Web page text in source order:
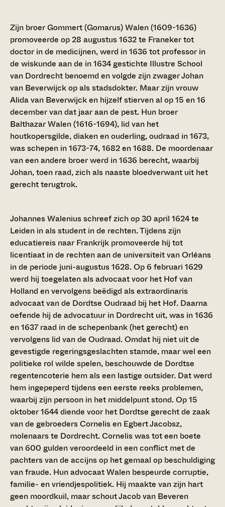
Zijn broer Gommert (Gomarus) Walen (1609-1636)
promoveerde op 28 augustus 1632 te Franeker tot
doctor in de medicijnen, werd in 1636 tot professor in
de wiskunde aan de in 1634 gestichte Illustre School
van Dordrecht benoemd en volgde zijn zwager Johan
van Beverwijck op als stadsdokter. Maar zijn vrouw
Alida van Beverwijck en hijzelf stierven al op 15 en 16
december van dat jaar aan de pest. Hun broer
Balthazar Walen (1616-1694), lid van het
houtkopersgilde, diaken en ouderling, oudraad in 1673,
was schepen in 1673-74, 1682 en 1688. De moordenaar
van een andere broer werd in 1636 berecht, waarbij
Johan, toen raad, zich als naaste bloedverwant uit het
gerecht terugtrok.
Johannes Walenius schreef zich op 30 april 1624 te
Leiden in als student in de rechten. Tijdens zijn
educatiereis naar Frankrijk promoveerde hij tot
licentiaat in de rechten aan de universiteit van Orléans
in de periode juni-augustus 1628. Op 6 februari 1629
werd hij toegelaten als advocaat voor het Hof van
Holland en vervolgens beëdigd als extraordinaris
advocaat van de Dordtse Oudraad bij het Hof. Daarna
oefende hij de advocatuur in Dordrecht uit, was in 1636
en 1637 raad in de schepenbank (het gerecht) en
vervolgens lid van de Oudraad. Omdat hij niet uit de
gevestigde regeringsgeslachten stamde, maar wel een
politieke rol wilde spelen, beschouwde de Dordtse
regentencoterie hem als een lastige outsider. Dat werd
hem ingepeperd tijdens een eerste reeks problemen,
waarbij zijn persoon in het middelpunt stond. Op 15
oktober 1644 diende voor het Dordtse gerecht de zaak
van de gebroeders Cornelis en Egbert Jacobsz,
molenaars te Dordrecht. Cornelis was tot een boete
van 600 gulden veroordeeld in een conflict met de
pachters van de accijns op het gemaal op beschuldiging
van fraude. Hun advocaat Walen bespeurde corruptie,
familie- en vriendjespolitiek. Hij maakte van zijn hart
geen moordkuil, maar schout Jacob van Beveren